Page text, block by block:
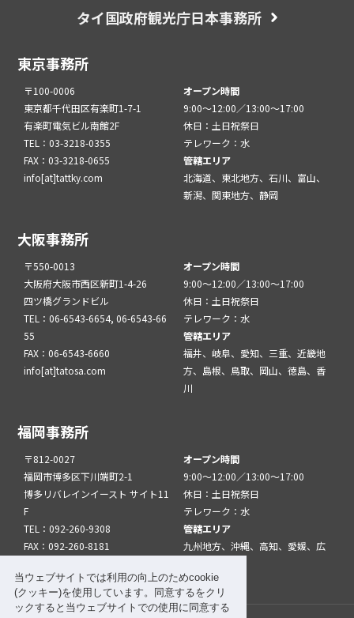
当ウェブサイトでは利用の向上のためcookie
(クッキー)を使用しています。同意するをクリ
ックすると当ウェブサイトでの使用に同意する
タイ国政府観光庁日本事務所
東京事務所
〒100-0006
東京都千代田区有楽町1-7-1
有楽町電気ビル南館2F
TEL：03-3218-0355
FAX：03-3218-0655
info[at]tattky.com
オープン時間
9:00～12:00／13:00～17:00
休日：土日祝祭日
テレワーク：水
管轄エリア
北海道、東北地方、石川、富山、
新潟、関東地方、静岡
大阪事務所
〒550-0013
大阪府大阪市西区新町1-4-26
四ツ橋グランドビル
TEL：06-6543-6654, 06-6543-66
55
FAX：06-6543-6660
info[at]tatosa.com
オープン時間
9:00～12:00／13:00～17:00
休日：土日祝祭日
テレワーク：水
管轄エリア
福井、岐阜、愛知、三重、近畿地
方、島根、鳥取、岡山、徳島、香
川
福岡事務所
〒812-0027
福岡市博多区下川端町2-1
博多リバレインイースト サイト11
F
TEL：092-260-9308
FAX：092-260-8181
オープン時間
9:00～12:00／13:00～17:00
休日：土日祝祭日
テレワーク：水
管轄エリア
九州地方、沖縄、高知、愛媛、広